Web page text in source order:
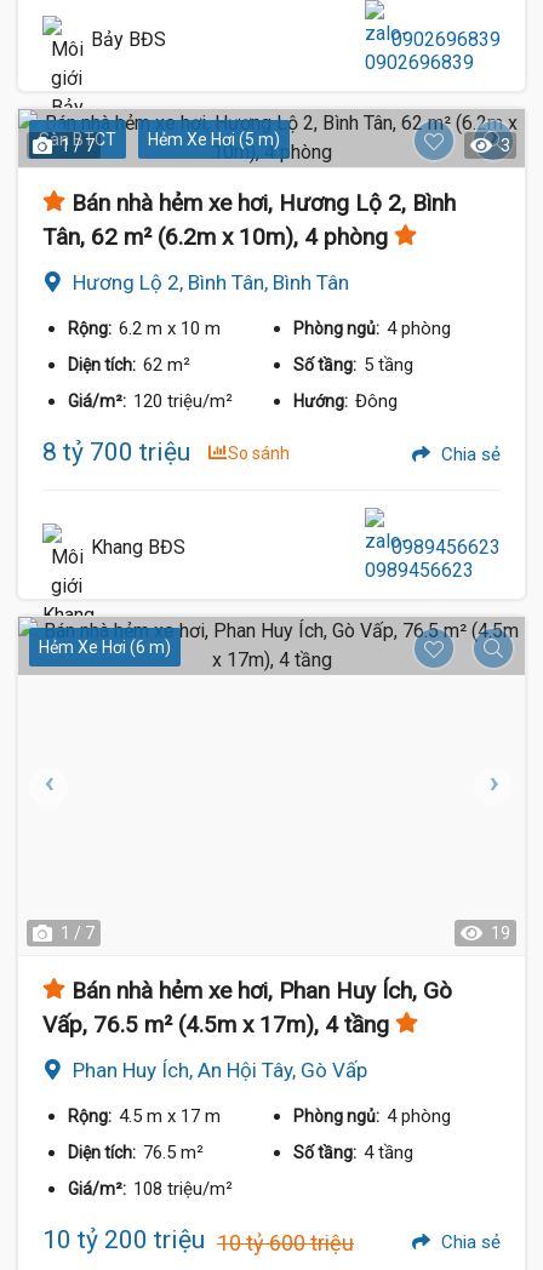
Bảy BĐS 0902696839
Sàn BTCT Hẻm Xe Hơi (5 m)
1 / 7 3
Bán nhà hẻm xe hơi, Hương Lộ 2, Bình
Tân, 62 m² (6.2m x 10m), 4 phòng
Hương Lộ 2, Bình Tân, Bình Tân
Rộng: 6.2 m x 10 m Phòng ngủ: 4 phòng
Diện tích: 62 m² Số tầng: 5 tầng
Giá/m²: 120 triệu/m² Hướng: Đông
8 tỷ 700 triệu So sánh Chia sẻ
Khang BĐS 0989456623
Hẻm Xe Hơi (6 m)
1 / 7 19
Bán nhà hẻm xe hơi, Phan Huy Ích, Gò
Vấp, 76.5 m² (4.5m x 17m), 4 tầng
Phan Huy Ích, An Hội Tây, Gò Vấp
Rộng: 4.5 m x 17 m Phòng ngủ: 4 phòng
Diện tích: 76.5 m² Số tầng: 4 tầng
Giá/m²: 108 triệu/m²
10 tỷ 200 triệu 10 tỷ 600 triệu Chia sẻ